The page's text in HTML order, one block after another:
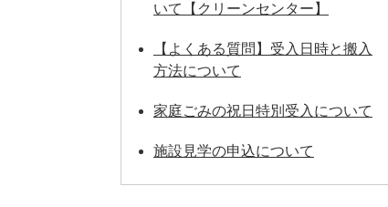
いて【クリーンセンター】
【よくある質問】受入日時と搬入
方法について
家庭ごみの祝日特別受入について
施設見学の申込について